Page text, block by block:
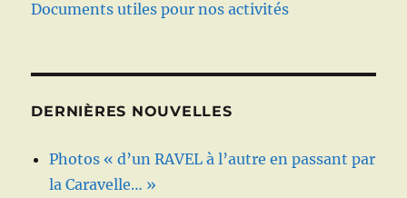
Documents utiles pour nos activités
DERNIÈRES NOUVELLES
Photos « d’un RAVEL à l’autre en passant par
la Caravelle… »